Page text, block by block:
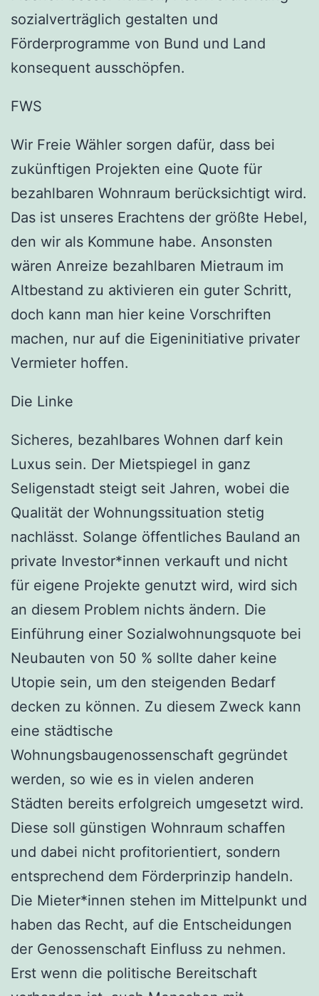
sozialverträglich gestalten und
Förderprogramme von Bund und Land
konsequent ausschöpfen.
FWS
Wir Freie Wähler sorgen dafür, dass bei
zukünftigen Projekten eine Quote für
bezahlbaren Wohnraum berücksichtigt wird.
Das ist unseres Erachtens der größte Hebel,
den wir als Kommune habe. Ansonsten
wären Anreize bezahlbaren Mietraum im
Altbestand zu aktivieren ein guter Schritt,
doch kann man hier keine Vorschriften
machen, nur auf die Eigeninitiative privater
Vermieter hoffen.
Die Linke
Sicheres, bezahlbares Wohnen darf kein
Luxus sein. Der Mietspiegel in ganz
Seligenstadt steigt seit Jahren, wobei die
Qualität der Wohnungssituation stetig
nachlässt. Solange öffentliches Bauland an
private Investor*innen verkauft und nicht
für eigene Projekte genutzt wird, wird sich
an diesem Problem nichts ändern. Die
Einführung einer Sozialwohnungsquote bei
Neubauten von 50 % sollte daher keine
Utopie sein, um den steigenden Bedarf
decken zu können. Zu diesem Zweck kann
eine städtische
Wohnungsbaugenossenschaft gegründet
werden, so wie es in vielen anderen
Städten bereits erfolgreich umgesetzt wird.
Diese soll günstigen Wohnraum schaffen
und dabei nicht profitorientiert, sondern
entsprechend dem Förderprinzip handeln.
Die Mieter*innen stehen im Mittelpunkt und
haben das Recht, auf die Entscheidungen
der Genossenschaft Einfluss zu nehmen.
Erst wenn die politische Bereitschaft